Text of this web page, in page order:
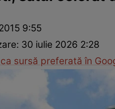
Evenimente
9:55
30 iulie 2026 2:28
sursă preferată în